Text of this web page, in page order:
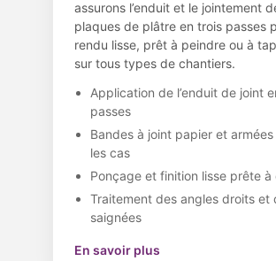
assurons l’enduit et le jointement
plaques de plâtre en trois passes
rendu lisse, prêt à peindre ou à
sur tous types de chantiers.
Application de l’enduit de joint
passes
Bandes à joint papier et armées
les cas
Ponçage et finition lisse prête à
Traitement des angles droits et
saignées
En savoir plus